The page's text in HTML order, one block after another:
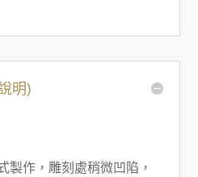
明)
製作，雕刻處稍微凹陷，